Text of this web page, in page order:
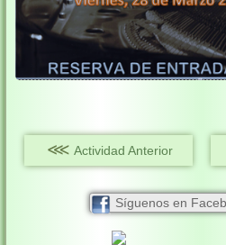
⋘ Actividad Anterior
Síguenos en